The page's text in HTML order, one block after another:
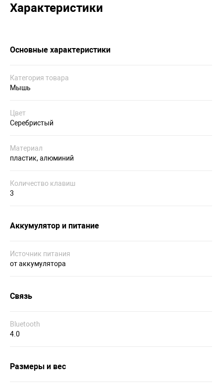
Характеристики
Основные характеристики
Категория товара
Мышь
Цвет
Серебристый
Материал
пластик, алюминий
Количество клавиш
3
Аккумулятор и питание
Источник питания
от аккумулятора
Связь
Bluetooth
4.0
Размеры и вес